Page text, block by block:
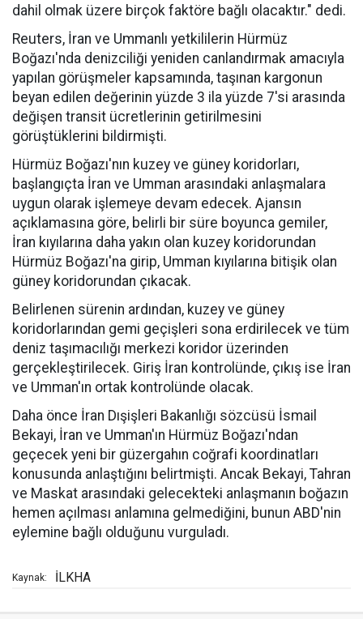
dahil olmak üzere birçok faktöre bağlı olacaktır." dedi.
Reuters, İran ve Ummanlı yetkililerin Hürmüz
Boğazı'nda denizciliği yeniden canlandırmak amacıyla
yapılan görüşmeler kapsamında, taşınan kargonun
beyan edilen değerinin yüzde 3 ila yüzde 7'si arasında
değişen transit ücretlerinin getirilmesini
görüştüklerini bildirmişti.
Hürmüz Boğazı'nın kuzey ve güney koridorları,
başlangıçta İran ve Umman arasındaki anlaşmalara
uygun olarak işlemeye devam edecek. Ajansın
açıklamasına göre, belirli bir süre boyunca gemiler,
İran kıyılarına daha yakın olan kuzey koridorundan
Hürmüz Boğazı'na girip, Umman kıyılarına bitişik olan
güney koridorundan çıkacak.
Belirlenen sürenin ardından, kuzey ve güney
koridorlarından gemi geçişleri sona erdirilecek ve tüm
deniz taşımacılığı merkezi koridor üzerinden
gerçekleştirilecek. Giriş İran kontrolünde, çıkış ise İran
ve Umman'ın ortak kontrolünde olacak.
Daha önce İran Dışişleri Bakanlığı sözcüsü İsmail
Bekayi, İran ve Umman'ın Hürmüz Boğazı'ndan
geçecek yeni bir güzergahın coğrafi koordinatları
konusunda anlaştığını belirtmişti. Ancak Bekayi, Tahran
ve Maskat arasındaki gelecekteki anlaşmanın boğazın
hemen açılması anlamına gelmediğini, bunun ABD'nin
eylemine bağlı olduğunu vurguladı.
Kaynak: İLKHA